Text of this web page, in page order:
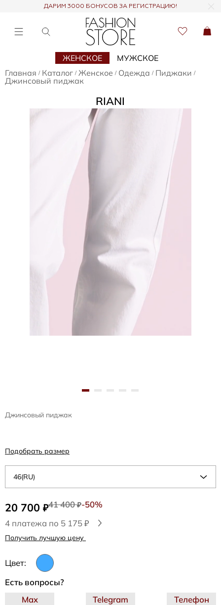
ДАРИМ 3000 БОНУСОВ ЗА РЕГИСТРАЦИЮ!
ЖЕНСКОЕ
МУЖСКОЕ
Главная / Каталог / Женское / Одежда / Пиджаки /
Джинсовый пиджак
RIANI
Джинсовый пиджак
20 700 ₽41 400₽-50%
4 платежа по 5 175 ₽
Получить лучшую цену
Цвет:
46(RU)
Подобрать размер
Есть вопросы?
Telegram
Max Телефон